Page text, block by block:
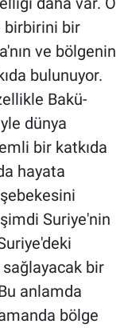
birbirini bir
ve bölgenin
bulunuyor.
Bakü-
dünya
bir katkıda
hayata
Suriye'nin
bir
anlamda
bölge